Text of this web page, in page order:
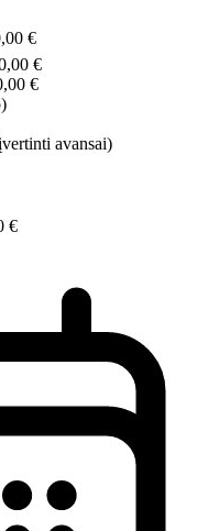
€
€
€
avansai)
€